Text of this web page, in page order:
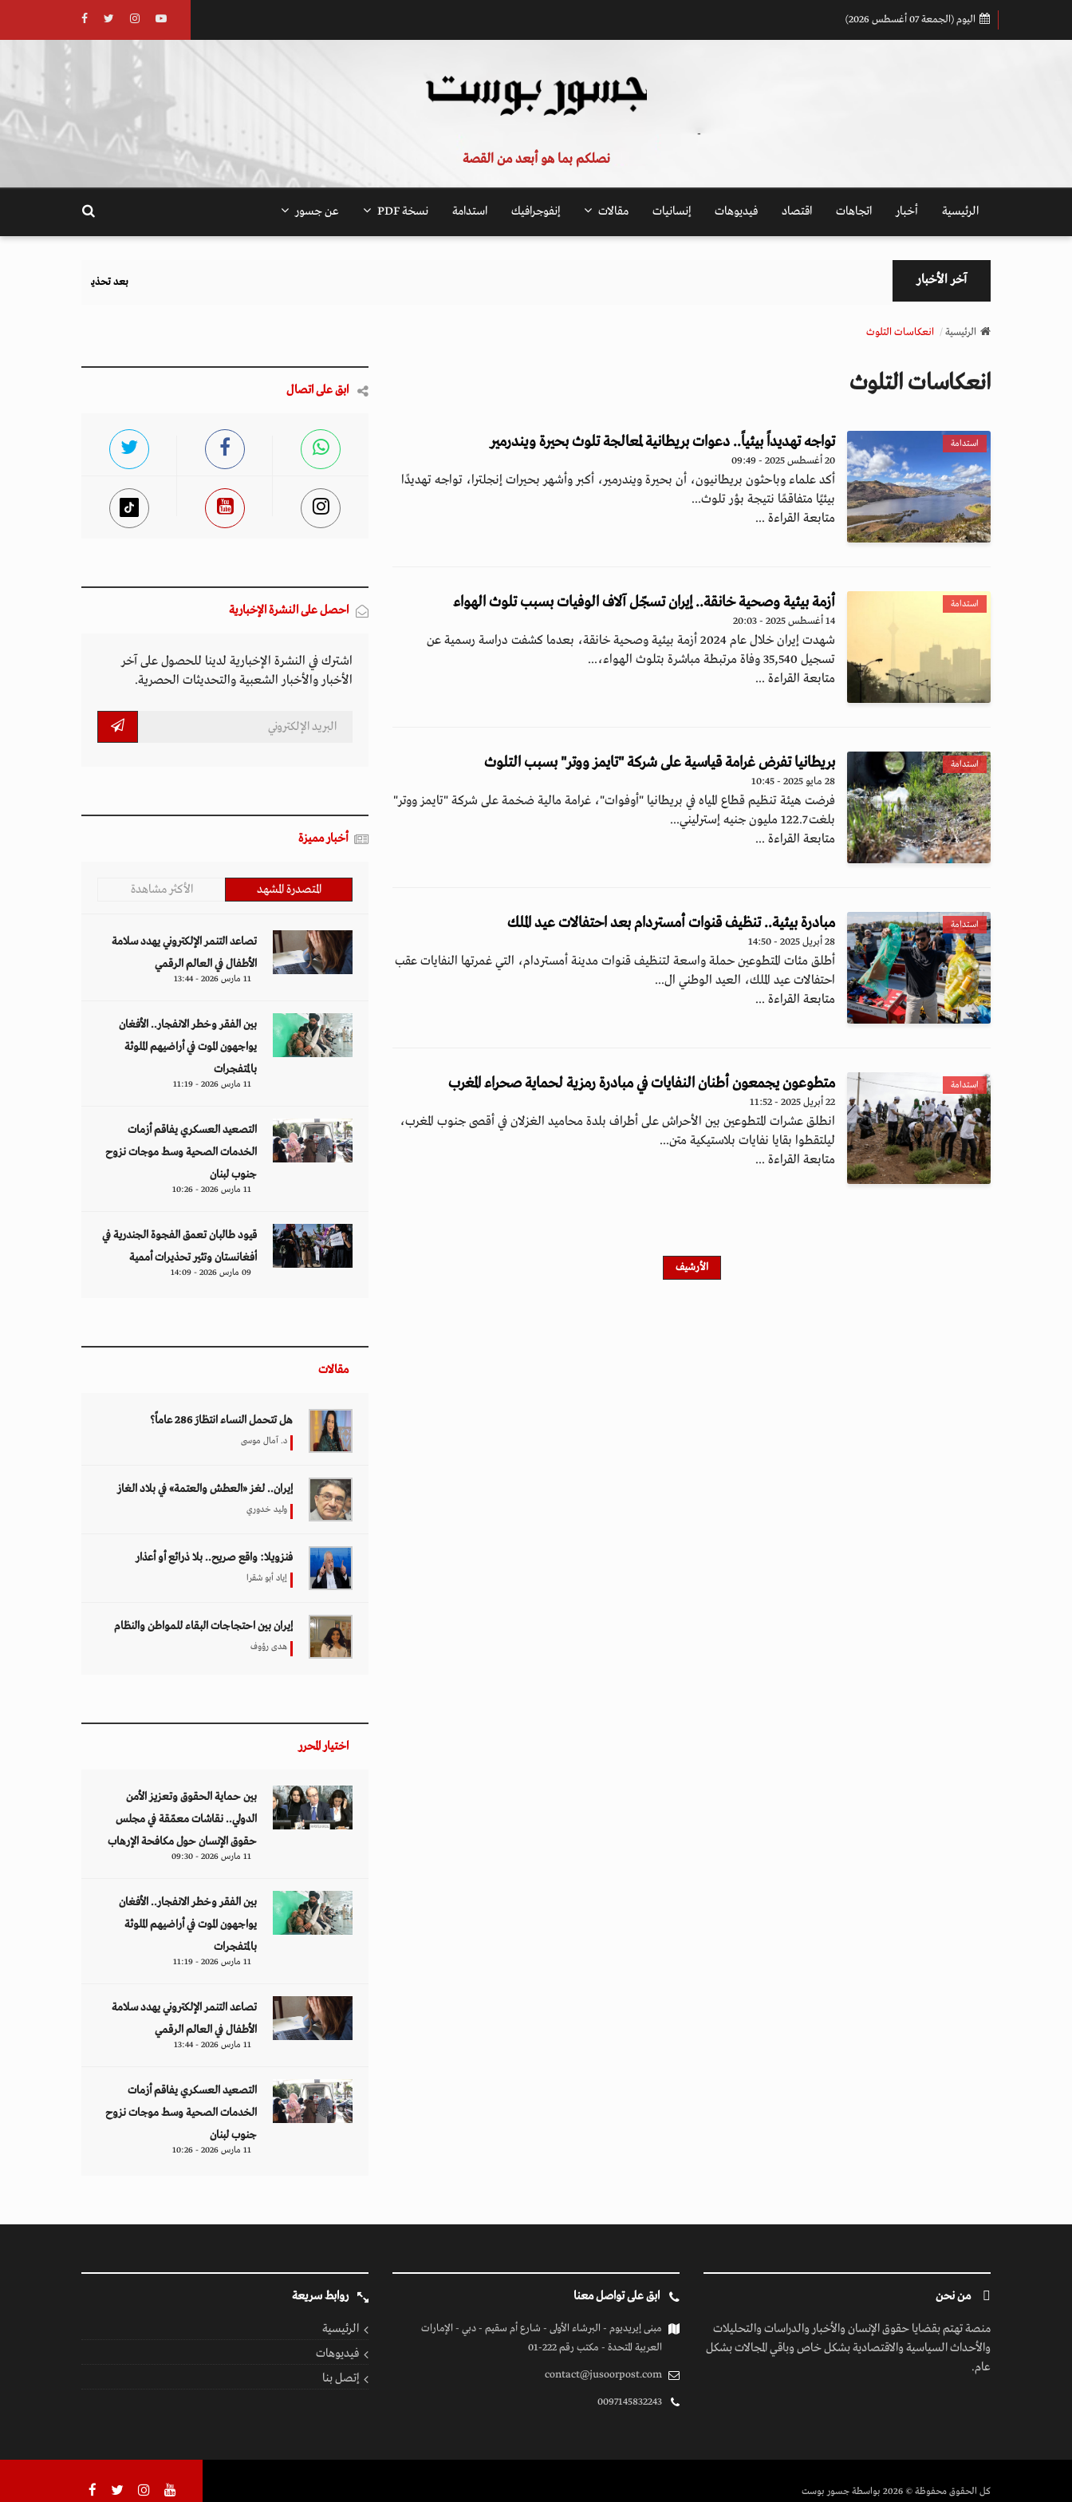
اليوم (الجمعة 07 أغسطس 2026)
نصلكم بما هو أبعد من القصة
الرئيسية أخبار اتجاهات اقتصاد فيديوهات إنسانيات مقالات إنفوجرافيك استدامة نسخة PDF عن جسور
آخر الأخبار بعد تحذيرات أوروبية.. كيف يهدد نظام الغذاء والزراعة
الرئيسية انعكاسات التلوث
انعكاسات التلوث
استدامة تواجه تهديداً بيئياً.. دعوات بريطانية لمعالجة تلوث بحيرة ويندرمير
20 أغسطس 2025 - 09:49
أكد علماء وباحثون بريطانيون، أن بحيرة ويندرمير، أكبر وأشهر بحيرات إنجلترا، تواجه تهديدًا
بيئيًا متفاقمًا نتيجة بؤر تلوث...
متابعة القراءة ...
استدامة أزمة بيئية وصحية خانقة.. إيران تسجّل آلاف الوفيات بسبب تلوث الهواء
14 أغسطس 2025 - 20:03
شهدت إيران خلال عام 2024 أزمة بيئية وصحية خانقة، بعدما كشفت دراسة رسمية عن
تسجيل 35,540 وفاة مرتبطة مباشرة بتلوث الهواء،...
متابعة القراءة ...
استدامة بريطانيا تفرض غرامة قياسية على شركة "تايمز ووتر" بسبب التلوث
28 مايو 2025 - 10:45
فرضت هيئة تنظيم قطاع المياه في بريطانيا "أوفوات"، غرامة مالية ضخمة على شركة "تايمز ووتر"
بلغت 122.7 مليون جنيه إسترليني...
متابعة القراءة ...
استدامة مبادرة بيئية.. تنظيف قنوات أمستردام بعد احتفالات عيد الملك
28 أبريل 2025 - 14:50
أطلق مئات المتطوعين حملة واسعة لتنظيف قنوات مدينة أمستردام، التي غمرتها النفايات عقب
احتفالات عيد الملك، العيد الوطني ال...
متابعة القراءة ...
استدامة متطوعون يجمعون أطنان النفايات في مبادرة رمزية لحماية صحراء المغرب
22 أبريل 2025 - 11:52
انطلق عشرات المتطوعين بين الأحراش على أطراف بلدة محاميد الغزلان في أقصى جنوب المغرب،
ليلتقطوا بقايا نفايات بلاستيكية متن...
متابعة القراءة ...
الأرشيف
ابق على اتصال
احصل على النشرة الإخبارية
اشترك في النشرة الإخبارية لدينا للحصول على آخر
الأخبار والأخبار الشعبية والتحديثات الحصرية.
أخبار مميزة
المتصدرة المشهد الأكثر مشاهدة
تصاعد التنمر الإلكتروني يهدد سلامة
الأطفال في العالم الرقمي
11 مارس 2026 - 13:44
بين الفقر وخطر الانفجار.. الأفغان
يواجهون الموت في أراضيهم الملوثة
بالمتفجرات
11 مارس 2026 - 11:19
التصعيد العسكري يفاقم أزمات
الخدمات الصحية وسط موجات نزوح
جنوب لبنان
11 مارس 2026 - 10:26
قيود طالبان تعمق الفجوة الجندرية في
أفغانستان وتثير تحذيرات أممية
09 مارس 2026 - 14:09
مقالات
هل تتحمل النساء انتظارَ 286 عاماً؟
د. آمال موسى
إيران.. لغز «العطش والعتمة» في بلاد الغاز
وليد خدوري
فنزويلا: واقع صريح.. بلا ذرائع أو أعذار
إياد أبو شقرا
إيران بين احتجاجات البقاء للمواطن والنظام
هدى رؤوف
اختيار المحرر
بين حماية الحقوق وتعزيز الأمن
الدولي.. نقاشات معمّقة في مجلس
حقوق الإنسان حول مكافحة الإرهاب
11 مارس 2026 - 09:30
بين الفقر وخطر الانفجار.. الأفغان
يواجهون الموت في أراضيهم الملوثة
بالمتفجرات
11 مارس 2026 - 11:19
تصاعد التنمر الإلكتروني يهدد سلامة
الأطفال في العالم الرقمي
11 مارس 2026 - 13:44
التصعيد العسكري يفاقم أزمات
الخدمات الصحية وسط موجات نزوح
جنوب لبنان
11 مارس 2026 - 10:26
من نحن
منصة تهتم بقضايا حقوق الإنسان والأخبار والدراسات والتحليلات
والأحداث السياسية والاقتصادية بشكل خاص وباقي المجالات بشكل
عام.
ابق على تواصل معنا
مبنى إيريديوم - البرشاء الأولى - شارع أم سقيم - دبي - الإمارات
العربية المتحدة - مكتب رقم 222-01
contact@jusoorpost.com
0097145832243
روابط سريعة
الرئيسية
فيديوهات
إتصل بنا
كل الحقوق محفوظة© 2026 بواسطة جسور بوست